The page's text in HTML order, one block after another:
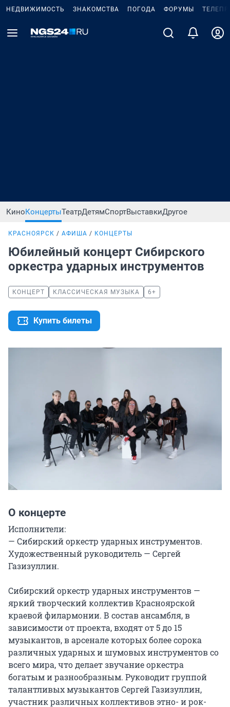
НЕДВИЖИМОСТЬ ЗНАКОМСТВА ПОГОДА ФОРУМЫ
КиноКонцертыТеатрДетямСпортВыставкиДругое
КРАСНОЯРСК АФИША КОНЦЕРТЫ
Юбилейный концерт Сибирского
оркестра ударных инструментов
КОНЦЕРТ КЛАССИЧЕСКАЯ МУЗЫКА 6+
Купить билеты
О концерте
Исполнители:
— Сибирский оркестр ударных инструментов.
Художественный руководитель — Сергей
Газизуллин.
Сибирский оркестр ударных инструментов —
яркий творческий коллектив Красноярской
краевой филармонии. В состав ансамбля, в
зависимости от проекта, входят от 5 до 15
музыкантов, в арсенале которых более сорока
различных ударных и шумовых инструментов со
всего мира, что делает звучание оркестра
богатым и разнообразным. Руководит группой
талантливых музыкантов Сергей Газизуллин,
участник различных коллективов этно- и рок-